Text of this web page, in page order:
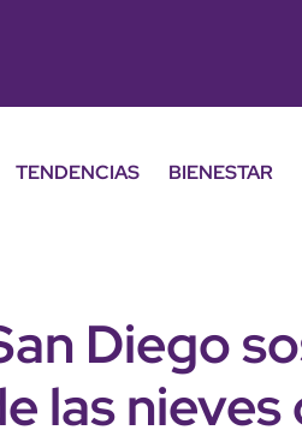
TENDENCIAS BIENESTAR
Diego
las